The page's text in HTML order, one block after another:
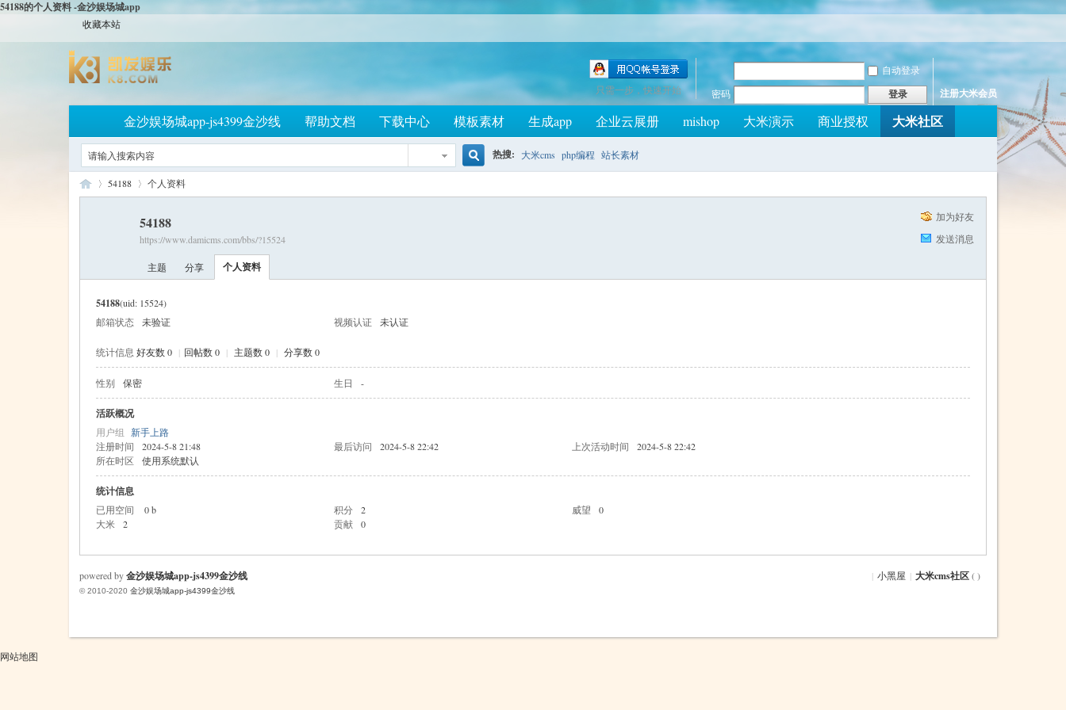
54188的个人资料 -金沙娱场城app
收藏本站
自动登录
密码
登录 注册大米会员
只需一步，快速开始
金沙娱场城app-js4399金沙线 帮助文档 下载中心 模板素材 生成app 企业云展册 mishop 大米演示 商业授权 大米社区
热搜: 大米cms php编程 站长素材
54188 个人资料
加为好友
发送消息
54188
https://www.damicms.com/bbs/?15524
主题 分享 个人资料
54188(uid: 15524)
邮箱状态
未验证 视频认证 未认证
统计信息 好友数 0 | 回帖数 0 | 主题数 0 | 分享数 0
性别 保密 生日 -
活跃概况
用户组 新手上路
注册时间
2024-5-8 21:48 最后访问 2024-5-8 22:42 上次活动时间
2024-5-8 22:42
所在时区
使用系统默认
统计信息
已用空间 0 b 积分 2 威望
0
大米
2 贡献 0
| 小黑屋 | 大米cms社区( )
powered by金沙娱场城app-js4399金沙线
© 2010-2020 金沙娱场城app-js4399金沙线
网站地图